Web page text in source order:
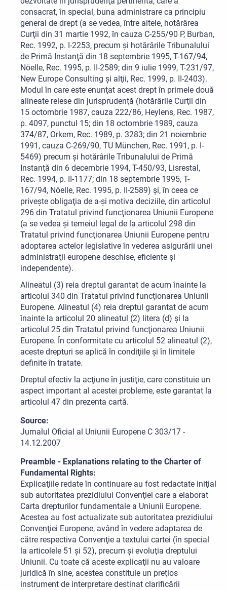
consacrat, în special, buna administrare ca principiu
general de drept (a se vedea, între altele, hotărârea
Curţii din 31 martie 1992, în cauza C-255/90 P, Burban,
Rec. 1992, p. I-2253, precum şi hotărârile Tribunalului
de Primă Instanţă din 18 septembrie 1995, T-167/94,
Nöelle, Rec. 1995, p. II-2589; din 9 iulie 1999, T-231/97,
New Europe Consulting şi alţii, Rec. 1999, p. II-2403).
Modul în care este enunţat acest drept în primele două
alineate reiese din jurisprudenţă (hotărârile Curţii din
15 octombrie 1987, cauza 222/86, Heylens, Rec. 1987,
p. 4097, punctul 15; din 18 octombrie 1989, cauza
374/87, Orkem, Rec. 1989, p. 3283; din 21 noiembrie
1991, cauza C-269/90, TU München, Rec. 1991, p. I-
5469) precum şi hotărârile Tribunalului de Primă
Instanţă din 6 decembrie 1994, T-450/93, Lisrestal,
Rec. 1994, p. II-1177; din 18 septembrie 1995, T-
167/94, Nöelle, Rec. 1995, p. II-2589) şi, în ceea ce
priveşte obligaţia de a-şi motiva deciziile, din articolul
296 din Tratatul privind funcţionarea Uniunii Europene
(a se vedea şi temeiul legal de la articolul 298 din
Tratatul privind funcţionarea Uniunii Europene pentru
adoptarea actelor legislative în vederea asigurării unei
administraţii europene deschise, eficiente şi
independente).
Alineatul (3) reia dreptul garantat de acum înainte la
articolul 340 din Tratatul privind funcţionarea Uniunii
Europene. Alineatul (4) reia dreptul garantat de acum
înainte la articolul 20 alineatul (2) litera (d) şi la
articolul 25 din Tratatul privind funcţionarea Uniunii
Europene. În conformitate cu articolul 52 alineatul (2),
aceste drepturi se aplică în condiţiile şi în limitele
definite în tratate.
Dreptul efectiv la acţiune în justiţie, care constituie un
aspect important al acestei probleme, este garantat la
articolul 47 din prezenta cartă.
Source:
Jurnalul Oficial al Uniunii Europene C 303/17 -
14.12.2007
Preamble - Explanations relating to the Charter of
Fundamental Rights:
Explicaţiile redate în continuare au fost redactate iniţial
sub autoritatea prezidiului Convenţiei care a elaborat
Carta drepturilor fundamentale a Uniunii Europene.
Acestea au fost actualizate sub autoritatea prezidiului
Convenţiei Europene, având în vedere adaptarea de
către respectiva Convenţie a textului cartei (în special
la articolele 51 şi 52), precum şi evoluţia dreptului
Uniunii. Cu toate că aceste explicaţii nu au valoare
juridică în sine, acestea constituie un preţios
instrument de interpretare destinat clarificării